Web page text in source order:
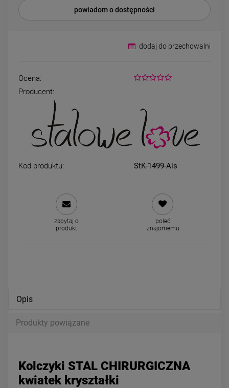
STAL CHIRURGICZNA
dla dziewczynek sowa
39,00 zł
Kolczyki STAL
okrągły kryształek jasny i
cyrkonie
39,00 zł
powiadom o dostępności
dodaj do przechowalni
Ocena:
Producent:
Kod produktu: StK-1499-Ais
zapytaj o
produkt
poleć
znajomemu
Opis
Produkty powiązane
Kolczyki STAL CHIRURGICZNA
kwiatek kryształki